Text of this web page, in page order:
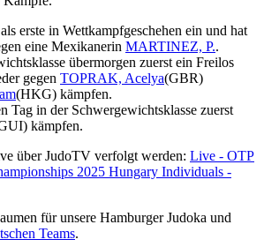
erste in Wettkampfgeschehen ein und hat
eine Mexikanerin MARTINEZ, P..
übermorgen zuerst ein Freilos
gegen TOPRAK, Acelya(GBR)
(HKG) kämpfen.
Tag in der Schwergewichtsklasse zuerst
kämpfen.
über JudoTV verfolgt werden: Live - OTP
2025 Hungary Individuals -
für unsere Hamburger Judoka und
Teams.